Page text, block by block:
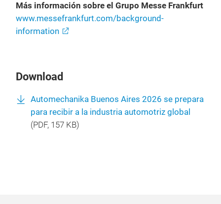
Más información sobre el Grupo Messe Frankfurt
www.messefrankfurt.com/background-
information
Download
Automechanika Buenos Aires 2026 se prepara
para recibir a la industria automotriz global
(PDF, 157 KB)